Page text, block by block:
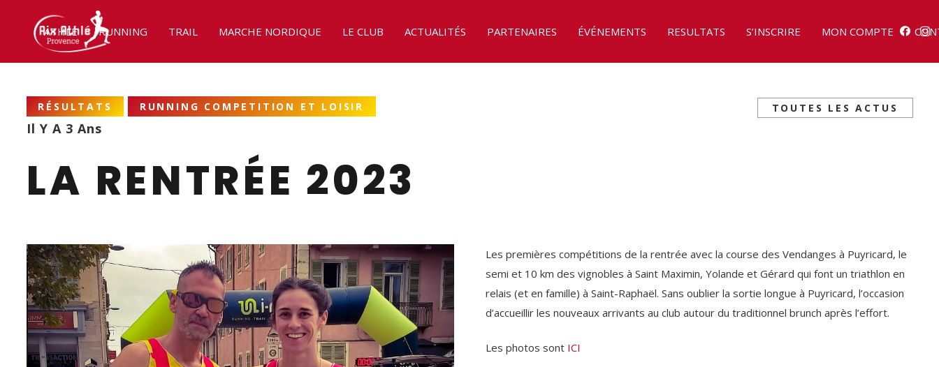
ATHLÉ RUNNING TRAIL MARCHE NORDIQUE LE CLUB ACTUALITÉS PARTENAIRES ÉVÉNEMENTS RESULTATS S’INSCRIRE MON COMPTE
RÉSULTATS RUNNING COMPETITION ET LOISIR
Il Y A 3 Ans
TOUTES LES ACTUS
LA RENTRÉE 2023
Les premières compétitions de la rentrée avec la course des Vendanges à Puyricard, le
semi et 10 km des vignobles à Saint Maximin, Yolande et Gérard qui font un triathlon en
relais (et en famille) à Saint-Raphaël. Sans oublier la sortie longue à Puyricard, l’occasion
d’accueillir les nouveaux arrivants au club autour du traditionnel brunch après l’effort.
Les photos sont ICI